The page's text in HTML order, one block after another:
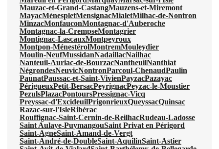
Mauzac-et-Grand-CastangMauzens-et-Miremont
MayacMénespletMensignacMialetMilhac-de-Nontron
MinzacMonfauconMontagnac-d'Auberoche
Montagnac-la-CrempseMontagrier
Montignac-LascauxMontpeyroux
Montpon-MénestérolMontremMouleydier
Moulin-NeufMussidanNadaillacNailhac
Nanteuil-Auriac-de-BourzacNantheuilNanthiat
NégrondesNeuvicNontronParcoul-ChenaudPaulin
PaunatPaussac-et-Saint-VivienPayzacPazayac
PérigueuxPetit-BersacPeyrignacPeyzac-le-Moustier
PezulsPlazacPontoursPressignac-Vicq
Preyssac-d'ExcideuilPrigonrieuxQueyssacQuinsac
Razac-sur-l'IsleRibérac
Rouffignac-Saint-Cernin-de-ReilhacRudeau-Ladosse
Saint Aulaye-PuymangouSaint Privat en Périgord
Saint-AgneSaint-Amand-de-Vergt
Saint-André-de-DoubleSaint-AquilinSaint-Astier